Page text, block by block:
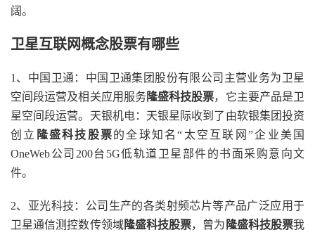
阔。
卫星互联网概念股票有哪些
1、中国卫通：中国卫通集团股份有限公司主营业务为卫星
空间段运营及相关应用服务隆盛科技股票，它主要产品是卫
星空间段运营。天银机电：天银星际收到了由软银集团投资
创立 隆盛科技股票的全球知名“太空互联网”企业美国
OneWeb公司200台5G低轨道卫星部件的书面采购意向文
件。
2、亚光科技：公司生产的各类射频芯片等产品广泛应用于
卫星通信测控数传领域隆盛科技股票，曾为 隆盛科技股票我